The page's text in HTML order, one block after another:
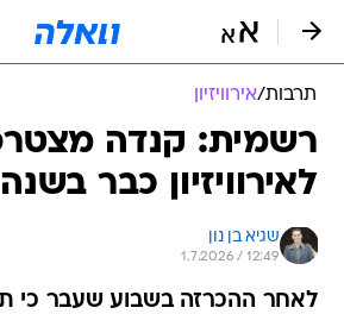
תרבות/אירוויזיון
רשמית: קנדה
לאירוויזיון כבר
שגיא בן נון
1.7.2026 / 12:49
לאחר ההכרזה בשבוע שעבר כי